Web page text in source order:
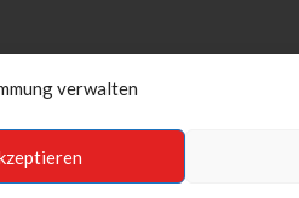
verwalten